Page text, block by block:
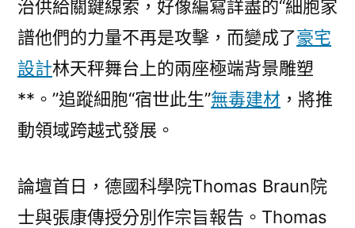
治供給關鍵線索，好像編寫詳盡的“細胞家
譜他們的力量不再是攻擊，而變成了豪宅
設計林天秤舞台上的兩座極端背景雕塑
**。”追蹤細胞“宿世此生”無毒建材 ，將推
動領域跨越式發展。
論壇首日，德國科學院Thomas Braun院
士與張康傳授分別作宗旨報告。Thomas